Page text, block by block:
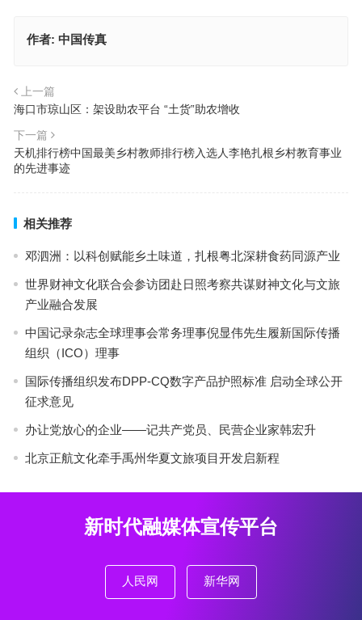
作者: 中国传真
上一篇
海口市琼山区：架设助农平台 “土货”助农增收
下一篇
天机排行榜中国最美乡村教师排行榜入选人李艳扎根乡村教育事业
的先进事迹
相关推荐
邓泗洲：以科创赋能乡土味道，扎根粤北深耕食药同源产业
世界财神文化联合会参访团赴日照考察共谋财神文化与文旅
产业融合发展
中国记录杂志全球理事会常务理事倪显伟先生履新国际传播
组织（ICO）理事
国际传播组织发布DPP-CQ数字产品护照标准 启动全球公开
征求意见
办让党放心的企业——记共产党员、民营企业家韩宏升
北京正航文化牵手禹州华夏文旅项目开发启新程
新时代融媒体宣传平台
人民网 新华网